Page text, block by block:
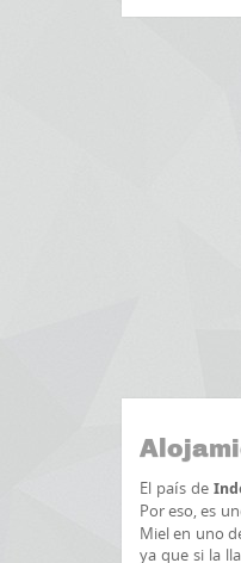
El país de
Por eso, es
Miel en uno
ya que si la